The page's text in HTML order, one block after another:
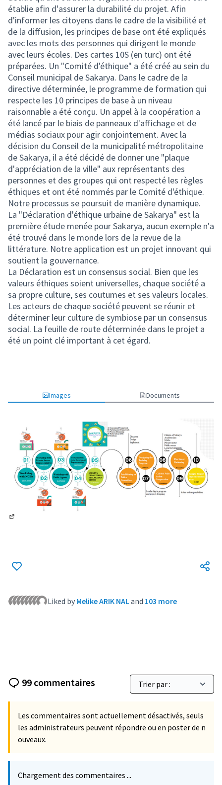
établie afin d'assurer la durabilité du projet. Afin
d'informer les citoyens dans le cadre de la visibilité et
de la diffusion, les principes de base ont été expliqués
avec les mots des personnes qui dirigent le monde
avec leurs écoles. Des cartes 10S (en turc) ont été
préparées. Un "Comité d'éthique" a été créé au sein du
Conseil municipal de Sakarya. Dans le cadre de la
directive déterminée, le programme de formation qui
respecte les 10 principes de base à un niveau
raisonnable a été conçu. Un appel à la coopération a
été lancé par le biais de panneaux d'affichage et de
médias sociaux pour agir conjointement. Avec la
décision du Conseil de la municipalité métropolitaine
de Sakarya, il a été décidé de donner une "plaque
d'appréciation de la ville" aux représentants des
personnes et des groupes qui ont respecté les règles
éthiques et ont été nommés par le Comité d'éthique.
Notre processus se poursuit de manière dynamique.
La "Déclaration d'éthique urbaine de Sakarya" est la
première étude menée pour Sakarya, aucun exemple n'a
été trouvé dans le monde lors de la revue de la
littérature. Notre application est un projet innovant qui
soutient la gouvernance.
La Déclaration est un consensus social. Bien que les
valeurs éthiques soient universelles, chaque société a
sa propre culture, ses coutumes et ses valeurs locales.
Les acteurs de chaque société peuvent se réunir et
déterminer leur culture de symbiose par un consensus
social. La feuille de route déterminée dans le projet a
été un point clé important à cet égard.
Images Documents
Liked by Melike ARIK NAL and 103 more
99 commentaires
Les commentaires sont actuellement désactivés, seuls
les administrateurs peuvent répondre ou en poster de n
ouveaux.
Chargement des commentaires ...